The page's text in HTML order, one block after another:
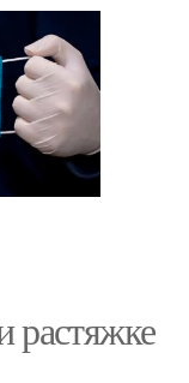
растяжке